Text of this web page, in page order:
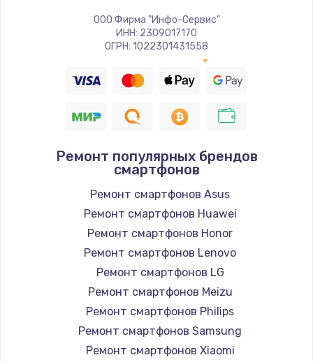
ООО Фирма "Инфо-Сервис"
ИНН: 2309017170
ОГРН: 1022301431558
Ремонт популярных брендов
смартфонов
Ремонт смартфонов Asus
Ремонт смартфонов Huawei
Ремонт смартфонов Honor
Ремонт смартфонов Lenovo
Ремонт смартфонов LG
Ремонт смартфонов Meizu
Ремонт смартфонов Philips
Ремонт смартфонов Samsung
Ремонт смартфонов Xiaomi